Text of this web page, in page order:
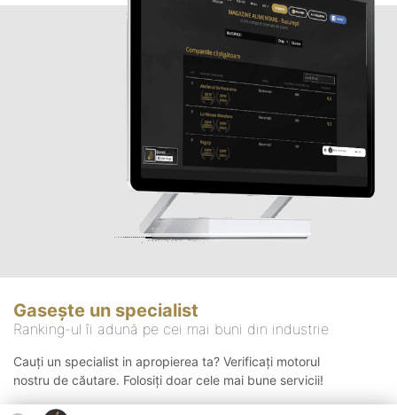
Gasește un specialist
Ranking-ul îi adună pe cei mai buni din industrie
Cauți un specialist in apropierea ta? Verificați motorul
nostru de căutare. Folosiți doar cele mai bune servicii!